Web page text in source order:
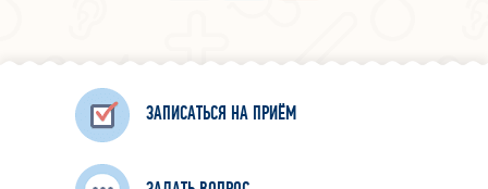
ЗАПИСАТЬСЯ НА ПРИЁМ